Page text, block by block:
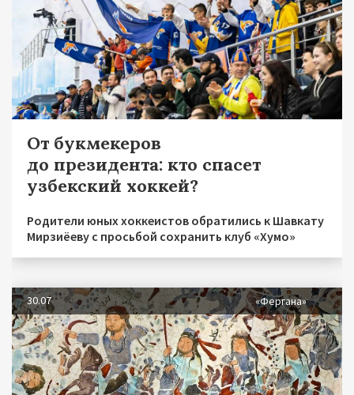
От букмекеров
до президента: кто спасет
узбекский хоккей?
Родители юных хоккеистов обратились к Шавкату
Мирзиёеву с просьбой сохранить клуб «Хумо»
30.07 «Фергана»